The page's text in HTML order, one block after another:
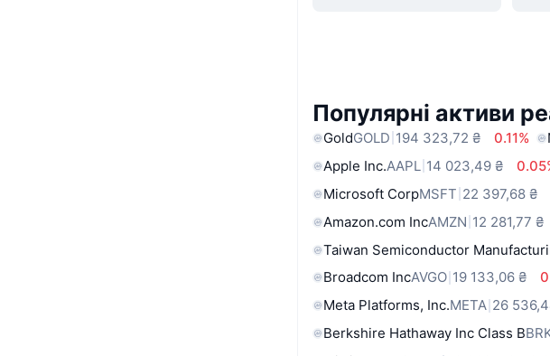
Популярні активи
GoldGOLD 194 323,72 ₴ 0.11%
Apple Inc.AAPL 14 023,49 ₴
Microsoft CorpMSFT 22 397,68 ₴
Amazon.com IncAMZN 12 281,77 ₴
Taiwan Semiconductor
Broadcom IncAVGO 19 133,06 ₴
Meta Platforms, Inc.META 26
Berkshire Hathaway Inc Class B